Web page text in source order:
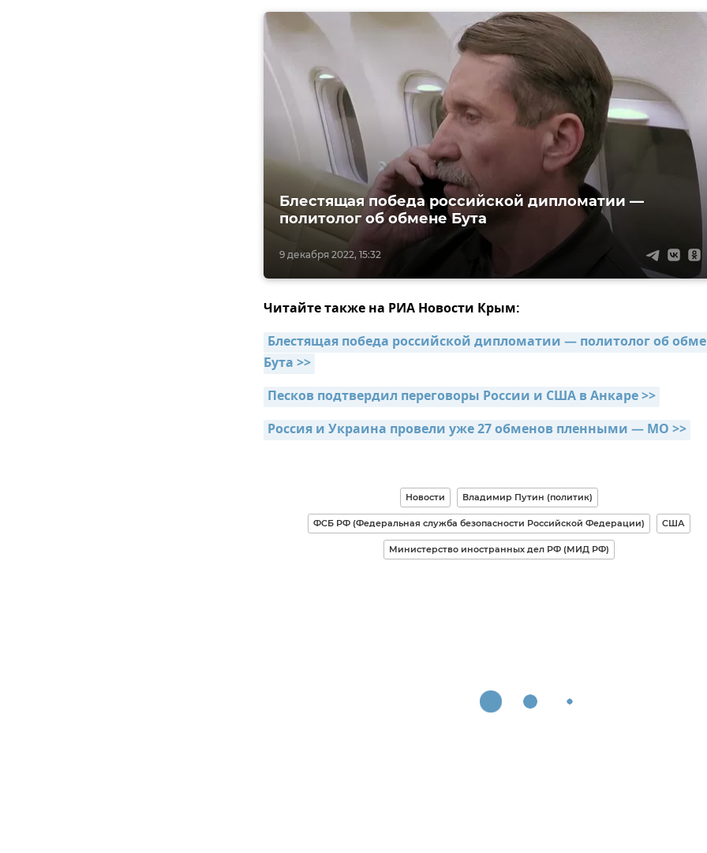
9 декабря 2022, 15:32
Блестящая победа российской дипломатии —
политолог об обмене Бута
Читайте также на РИА Новости Крым:
Блестящая победа российской дипломатии — политолог об
Бута >>
Песков подтвердил переговоры России и США в Анкаре >>
Россия и Украина провели уже 27 обменов пленными — МО >>
Новости Владимир Путин (политик)
ФСБ РФ (Федеральная служба безопасности Российской Федерации) США
Министерство иностранных дел РФ (МИД РФ)